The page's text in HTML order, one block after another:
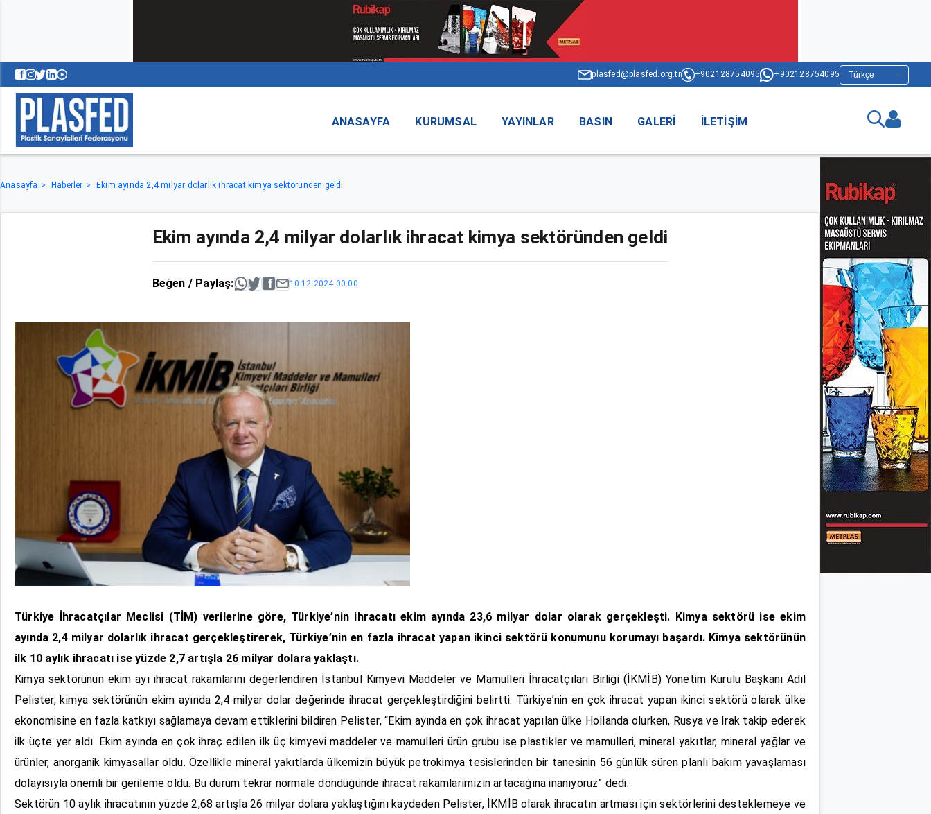
plasfed@plasfed.org.tr +902128754095 +902128754095
ANASAYFA KURUMSAL YAYINLAR BASIN GALERI İLETIŞIM
Anasayfa Haberler Ekim ayında 2,4 milyar dolarlık ihracat kimya sektöründen geldi
Ekim ayında 2,4 milyar dolarlık ihracat kimya sektöründen geldi
Beğen / Paylaş: 10.12.2024 00:00
Türkiye İhracatçılar Meclisi (TİM) verilerine göre, Türkiye’nin ihracatı ekim ayında 23,6 milyar dolar olarak gerçekleşti. Kimya sektörü ise ekim
ayında 2,4 milyar dolarlık ihracat gerçekleştirerek, Türkiye’nin en fazla ihracat yapan ikinci sektörü konumunu korumayı başardı. Kimya sektörünün
ilk 10 aylık ihracatı ise yüzde 2,7 artışla 26 milyar dolara yaklaştı.
Kimya sektörünün ekim ayı ihracat rakamlarını değerlendiren İstanbul Kimyevi Maddeler ve Mamulleri İhracatçıları Birliği (İKMİB) Yönetim Kurulu Başkanı Adil
Pelister, kimya sektörünün ekim ayında 2,4 milyar dolar değerinde ihracat gerçekleştirdiğini belirtti. Türkiye’nin en çok ihracat yapan ikinci sektörü olarak ülke
ekonomisine en fazla katkıyı sağlamaya devam ettiklerini bildiren Pelister, “Ekim ayında en çok ihracat yapılan ülke Hollanda olurken, Rusya ve Irak takip ederek
ilk üçte yer aldı. Ekim ayında en çok ihraç edilen ilk üç kimyevi maddeler ve mamulleri ürün grubu ise plastikler ve mamulleri, mineral yakıtlar, mineral yağlar ve
ürünler, anorganik kimyasallar oldu. Özellikle mineral yakıtlarda ülkemizin büyük petrokimya tesislerinden bir tanesinin 56 günlük süren planlı bakım yavaşlaması
dolayısıyla önemli bir gerileme oldu. Bu durum tekrar normale döndüğünde ihracat rakamlarımızın artacağına inanıyoruz” dedi.
Sektörün 10 aylık ihracatının yüzde 2,68 artışla 26 milyar dolara yaklaştığını kaydeden Pelister, İKMİB olarak ihracatın artması için sektörlerini desteklemeye ve